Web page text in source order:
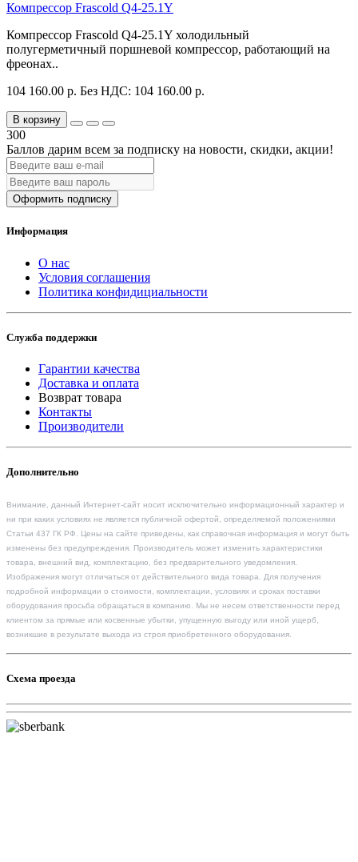
Компрессор Frascold Q4-25.1Y
Компрессор Frascold Q4-25.1Y холодильный
полугерметичный поршневой компрессор, работающий на
фреонах..
104 160.00 р. Без НДС: 104 160.00 р.
В корзину
300
Баллов дарим всем за подписку на новости, скидки, акции!
Оформить подписку
Информация
О нас
Условия соглашения
Политика конфидициальности
Служба поддержки
Гарантии качества
Доставка и оплата
Возврат товара
Контакты
Производители
Дополнительно
Внимание, данный Интернет-сайт носит исключительно информационный характер и
ни при каких условиях не является публичной офертой, определяемой положениями
Статьи 437 ГК РФ. Цены на сайте приведены, как справочная информация и могут быть
изменены без предупреждения. Производитель может изменить характеристики
товара, внешний вид, комплектацию, без предварительного уведомления.
Изображения могут отличаться от действительного вида товара. Для получения
подробной информации о стоимости, комплектации, условиях и сроках поставки
оборудования просьба обращаться в компанию. Мы не несем ответственности перед
клиентом за прямые или косвенные убытки, упущенную выгоду или иной ущерб,
возникшие в результате выхода из строя приобретенного оборудования.
Схема проезда